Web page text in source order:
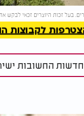
לקבוצות
החשובות